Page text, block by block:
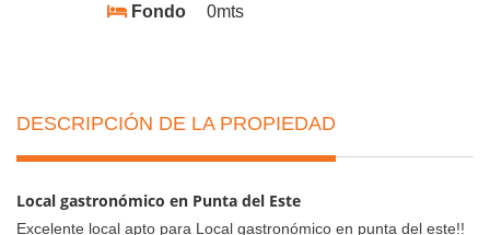
Fondo 0mts
DESCRIPCIÓN DE LA PROPIEDAD
Local gastronómico en Punta del Este
Excelente local apto para Local gastronómico en punta del este!!